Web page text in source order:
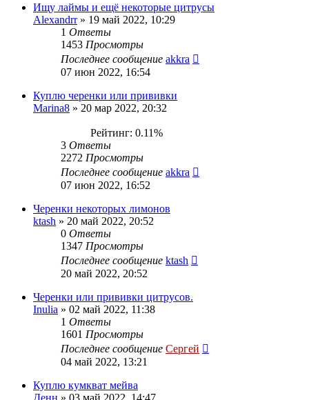
Ищу лаймы и ещё некоторые цитрусы
Alexandrr» 19 май 2022, 10:29
1 Ответы
1453 Просмотры
Последнее сообщение akkra
07 июн 2022, 16:54
Куплю черенки или прививки
Marina8 » 20 мар 2022, 20:32
Рейтинг: 0.11%
3 Ответы
2272 Просмотры
Последнее сообщение akkra
07 июн 2022, 16:52
Черенки некоторых лимонов
ktash » 20 май 2022, 20:52
0 Ответы
1347 Просмотры
Последнее сообщение ktash
20 май 2022, 20:52
Черенки или прививки цитрусов.
Inulia » 02 май 2022, 11:38
1 Ответы
1601 Просмотры
Последнее сообщение Сергей
04 май 2022, 13:21
Куплю кумкват мейва
Денн » 03 май 2022, 14:47